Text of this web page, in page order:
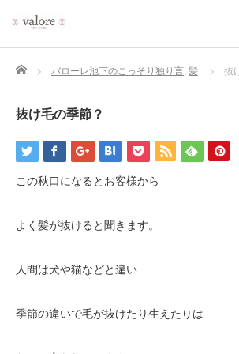
Home バローレ池下のこっそり独り言, 髪 抜
抜け毛の季節？
この秋口になるとお客様から
よく髪が抜けると聞きます。
人間は犬や猫などと違い
季節の違いで毛が抜けたり生えたりは